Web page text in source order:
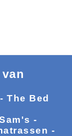
The Bed
-
-